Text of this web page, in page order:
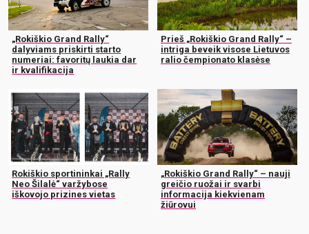
„Rokiškio Grand Rally“
dalyviams priskirti starto
numeriai: favoritų laukia dar
ir kvalifikacija
Prieš „Rokiškio Grand Rally“ –
intriga beveik visose Lietuvos
ralio čempionato klasėse
Rokiškio sportininkai „Rally
Neo Šilalė“ varžybose
iškovojo prizines vietas
„Rokiškio Grand Rally“ – nauji
greičio ruožai ir svarbi
informacija kiekvienam
žiūrovui